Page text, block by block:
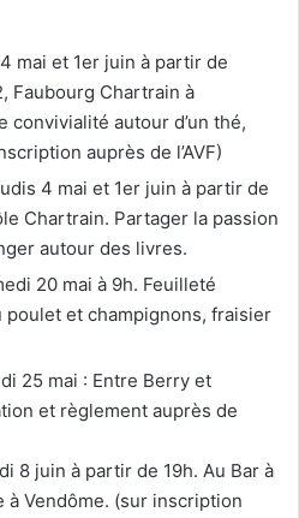
mai et 1er juin à partir de
Faubourg Chartrain à
convivialité autour d’un thé,
auprès de l’AVF)
4 mai et 1er juin à partir de
Chartrain. Partager la passion
autour des livres.
20 mai à 9h. Feuilleté
poulet et champignons, fraisier
25 mai : Entre Berry et
et règlement auprès de
8 juin à partir de 19h. Au Bar à
à Vendôme. (sur inscription